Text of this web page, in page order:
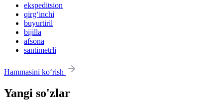
ekspeditsion
qirg‘inchi
buyurtiril
bijilla
afsona
santimetrli
Hammasini ko‘rish
Yangi so'zlar